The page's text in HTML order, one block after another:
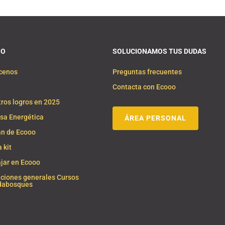
logros en 2025
Energética
de Ecooo
kit
en Ecooo
generales Cursos
SOLUCIONAMOS TUS DUDAS
Preguntas frecuentes
Contacta con Ecooo
ÁREA PERSONAL